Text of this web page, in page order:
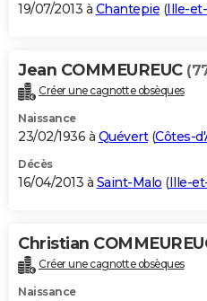
19/07/2013 à Chantepie (Ille-
Jean COMMEUREUC
Créer une cagnotte obsèques
Naissance
23/02/1936 à Quévert(Côtes-
Décès
16/04/2013 à Saint-Malo (Ille-
Christian
Créer une cagnotte obsèques
Naissance